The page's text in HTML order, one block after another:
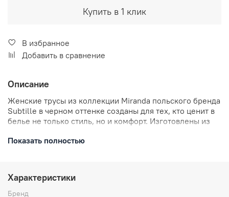
Купить в 1 клик
В избранное
Добавить в сравнение
Описание
Женские трусы из коллекции Miranda польского бренда
Subtille в черном оттенке созданы для тех, кто ценит в
белье не только стиль, но и комфорт. Изготовлены из
вставками из геометрической вышивки, придающей
подчеркнет форму ягодиц и обеспечит незаметность
под одеждой.
Показать полностью
Характеристики
Бренд